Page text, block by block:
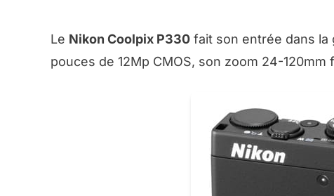
Le Nikon Coolpix P330 fait son entrée dans la
pouces de 12Mp CMOS, son zoom 24-120mm